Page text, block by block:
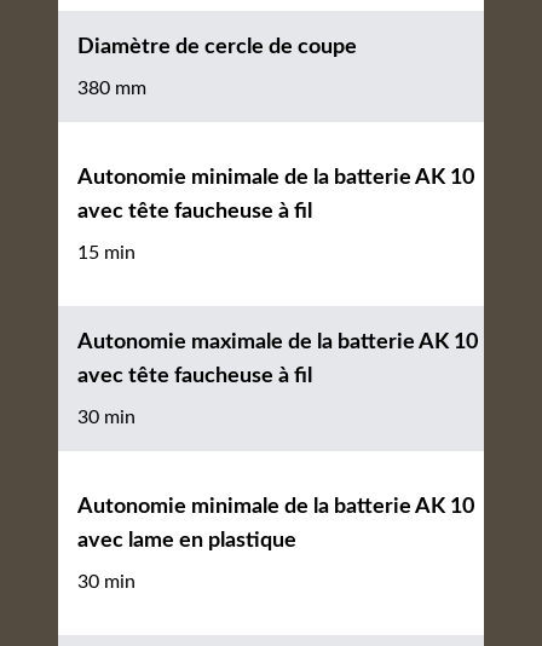
Diamètre de cercle de coupe
380 mm
Autonomie minimale de la batterie AK 10
avec tête faucheuse à fil
15 min
Autonomie maximale de la batterie AK 10
avec tête faucheuse à fil
30 min
Autonomie minimale de la batterie AK 10
avec lame en plastique
30 min